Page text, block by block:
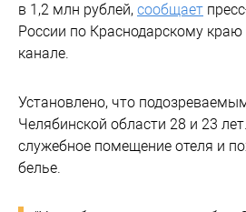
в 1,2 млн рублей, сообщает
России по Краснодарскому
канале.
Установлено, что
Челябинской области 28 и 23
служебное помещение отеля и
белье.